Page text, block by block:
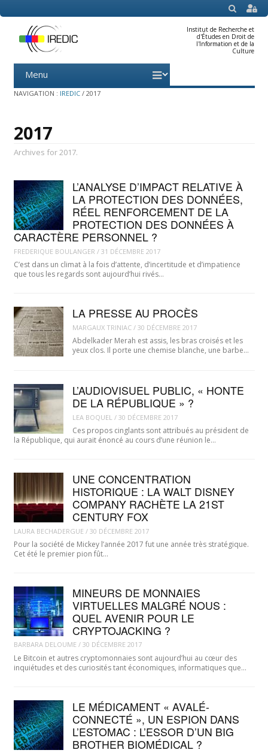
SEARCH
Institut de Recherche et
d'Études en Droit de
l'Information et de la
Culture
Menu
content
NAVIGATION : IREDIC / 2017
2017
Archives for 2017.
L’ANALYSE D’IMPACT RELATIVE À
LA PROTECTION DES DONNÉES,
RÉEL RENFORCEMENT DE LA
PROTECTION DES DONNÉES À
CARACTÈRE PERSONNEL ?
FREDERIQUE BOULANGER / 31 DÉCEMBRE 2017
C’est dans un climat à la fois d’attente, d’incertitude et d’impatience
que tous les regards sont aujourd’hui rivés…
LA PRESSE AU PROCÈS
MARGAUX TRINIAC/ 30 DÉCEMBRE 2017
Abdelkader Merah est assis, les bras croisés et les
yeux clos. Il porte une chemise blanche, une barbe…
L’AUDIOVISUEL PUBLIC, « HONTE
DE LA RÉPUBLIQUE » ?
LEA BOQUEL / 30 DÉCEMBRE 2017
Ces propos cinglants sont attribués au président de
la République, qui aurait énoncé au cours d’une réunion le…
UNE CONCENTRATION
HISTORIQUE : LA WALT DISNEY
COMPANY RACHÈTE LA 21ST
CENTURY FOX
LAURA BECHADERGUE / 30 DÉCEMBRE 2017
Pour la société de Mickey l’année 2017 fut une année très stratégique.
Cet été le premier pion fût…
MINEURS DE MONNAIES
VIRTUELLES MALGRÉ NOUS :
QUEL AVENIR POUR LE
CRYPTOJACKING ?
BARBARA DELOUME / 30 DÉCEMBRE 2017
Le Bitcoin et autres cryptomonnaies sont aujourd’hui au cœur des
inquiétudes et des curiosités tant économiques, informatiques que…
LE MÉDICAMENT « AVALÉ-
CONNECTÉ », UN ESPION DANS
L’ESTOMAC : L’ESSOR D’UN BIG
BROTHER BIOMÉDICAL ?